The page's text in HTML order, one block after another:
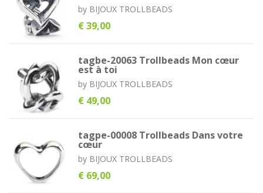
by BIJOUX TROLLBEADS
€ 39,00
tagbe-20063 Trollbeads Mon cœur
est à toi
by BIJOUX TROLLBEADS
€ 49,00
tagpe-00008 Trollbeads Dans votre
cœur
by BIJOUX TROLLBEADS
€ 69,00